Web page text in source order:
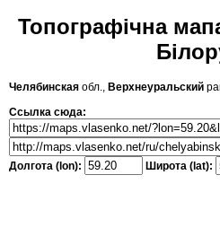
Топографічна
Челябинская обл., Верхнеуральский
Ссылка сюда:
Долгота (lon): Широта (lat):